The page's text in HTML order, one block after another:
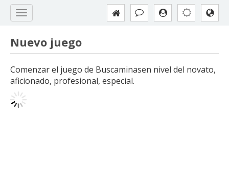
Nuevo juego
Comenzar el juego de Buscaminasen nivel del novato,
aficionado, profesional, especial.